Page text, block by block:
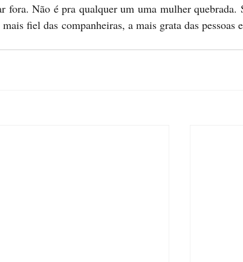
fora. Não é pra qualquer um uma mulher quebrada.
fiel das companheiras, a mais grata das pessoas